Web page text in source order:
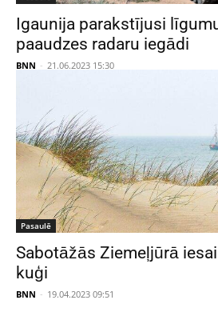
Igaunija parakstījusi
paaudzes radaru iegādi
BNN - 21.06.2023 15:30
Pasaulē
Sabotāžās Ziemeļjūrā
kuģi
BNN - 19.04.2023 09:51